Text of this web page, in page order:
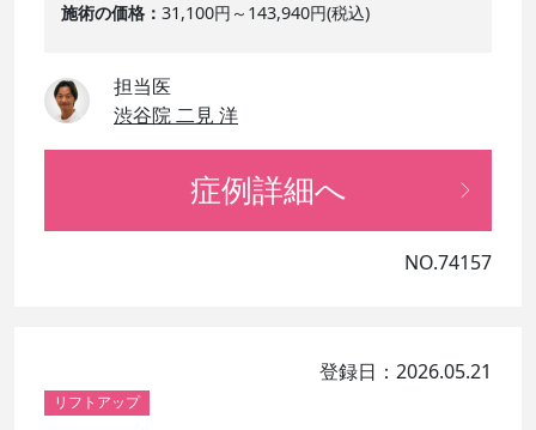
施術の価格
31,100円～143,940円(税込)
担当医
渋谷院 二見 洋
症例詳細へ
NO.74157
登録日：2026.05.21
リフトアップ